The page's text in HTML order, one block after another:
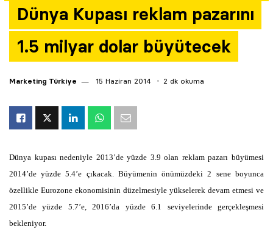
Dünya Kupası reklam pazarını
1.5 milyar dolar büyütecek
Marketing Türkiye 15 Haziran 2014 2 dk okuma
Dünya kupası nedeniyle 2013’de yüzde 3.9 olan reklam pazarı büyümesi
2014’de yüzde 5.4’e çıkacak. Büyümenin önümüzdeki 2 sene boyunca
özellikle Eurozone ekonomisinin düzelmesiyle yükselerek devam etmesi ve
2015’de yüzde 5.7’e, 2016’da yüzde 6.1 seviyelerinde gerçekleşmesi
bekleniyor.
Yazarlar
Araştırma